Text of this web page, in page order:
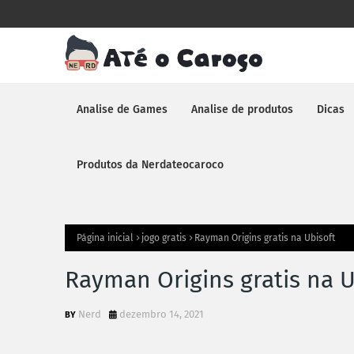
Analise de Games Analise de produtos Dicas
Produtos da Nerdateocaroco
Página inicial jogo gratis Rayman Origins gratis na Ubisoft
Rayman Origins gratis na
Nerd dezembro 14, 2021